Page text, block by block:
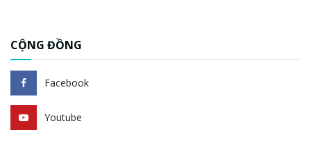
CỘNG ĐỒNG
Facebook
Youtube